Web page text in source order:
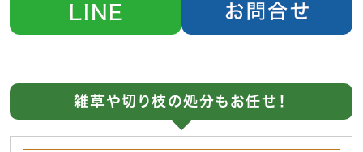
雑草や切り枝の処分もお任せ！